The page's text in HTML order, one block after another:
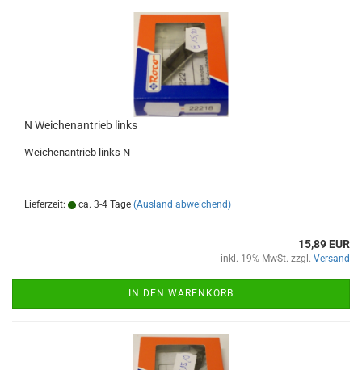
N Weichenantrieb links
Weichenantrieb links N
Lieferzeit: ca. 3-4 Tage (Ausland abweichend)
15,89 EUR
inkl. 19% MwSt. zzgl. Versand
IN DEN WARENKORB